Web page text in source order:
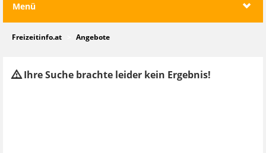
Menü
Freizeitinfo.at Angebote
Ihre Suche brachte leider kein Ergebnis!